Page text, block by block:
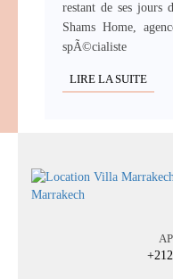
restant de ses jours
Shams Home,
spÃ©cialiste
LIRE LA SUITE